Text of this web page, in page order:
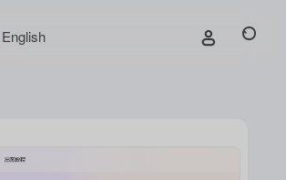
English